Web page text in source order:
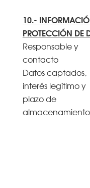
10.-
PROTECCIÓN DE
Responsable y
contacto
Datos captados,
interés legítimo y
plazo de
almacenamiento